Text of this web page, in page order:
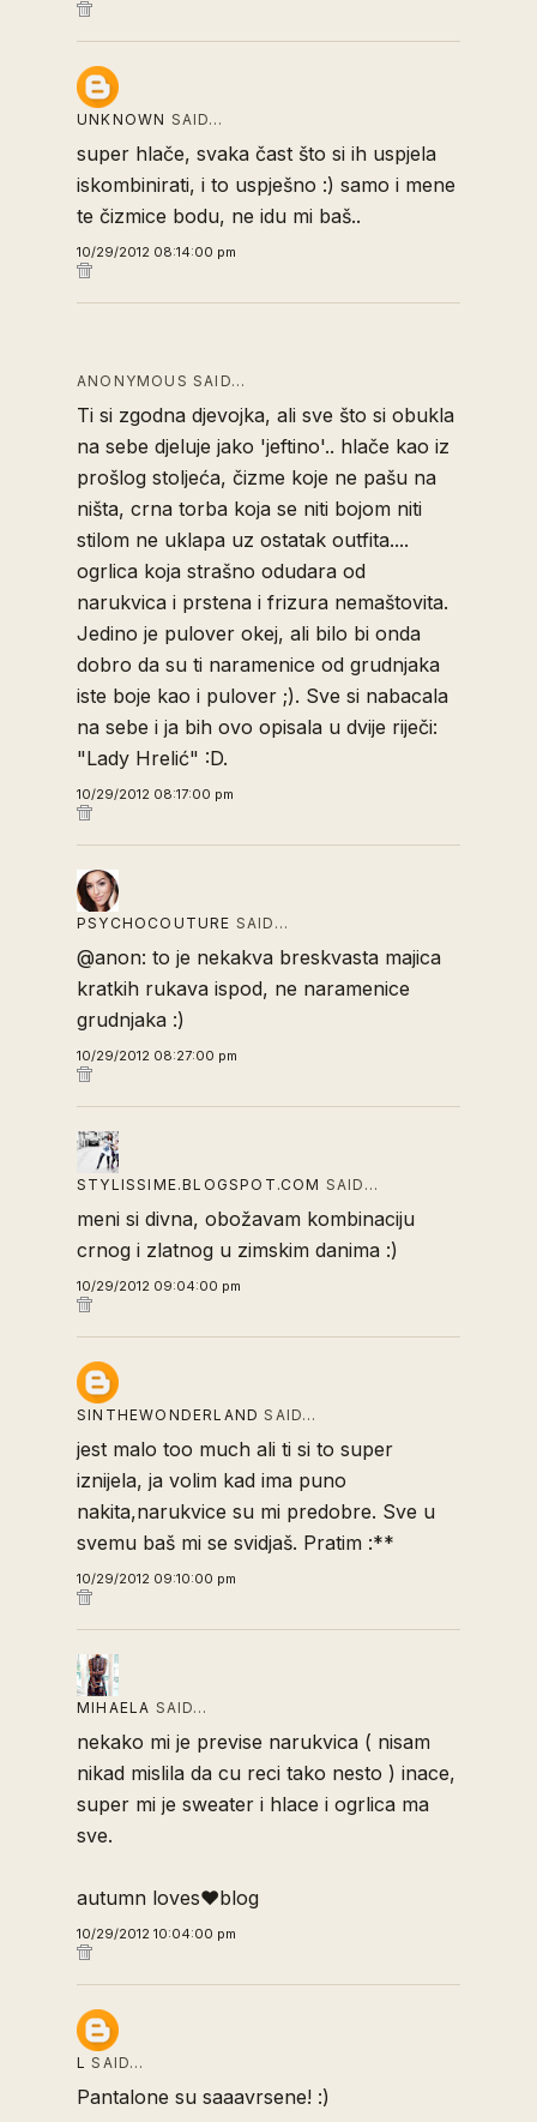
UNKNOWN SAID…
super hlače, svaka čast što si ih uspjela
iskombinirati, i to uspješno :) samo i mene
te čizmice bodu, ne idu mi baš..
10/29/2012 08:14:00 pm
ANONYMOUS SAID…
Ti si zgodna djevojka, ali sve što si obukla
na sebe djeluje jako 'jeftino'.. hlače kao iz
prošlog stoljeća, čizme koje ne pašu na
ništa, crna torba koja se niti bojom niti
stilom ne uklapa uz ostatak outfita....
ogrlica koja strašno odudara od
narukvica i prstena i frizura nemaštovita.
Jedino je pulover okej, ali bilo bi onda
dobro da su ti naramenice od grudnjaka
iste boje kao i pulover ;). Sve si nabacala
na sebe i ja bih ovo opisala u dvije riječi:
"Lady Hrelić" :D.
10/29/2012 08:17:00 pm
PSYCHOCOUTURE SAID…
@anon: to je nekakva breskvasta majica
kratkih rukava ispod, ne naramenice
grudnjaka :)
10/29/2012 08:27:00 pm
STYLISSIME.BLOGSPOT.COM SAID…
meni si divna, obožavam kombinaciju
crnog i zlatnog u zimskim danima :)
10/29/2012 09:04:00 pm
SINTHEWONDERLAND SAID…
jest malo too much ali ti si to super
iznijela, ja volim kad ima puno
nakita,narukvice su mi predobre. Sve u
svemu baš mi se svidjaš. Pratim :**
10/29/2012 09:10:00 pm
MIHAELA SAID…
nekako mi je previse narukvica ( nisam
nikad mislila da cu reci tako nesto ) inace,
super mi je sweater i hlace i ogrlica ma
sve.
autumn loves♥blog
10/29/2012 10:04:00 pm
L SAID…
Pantalone su saaavrsene! :)